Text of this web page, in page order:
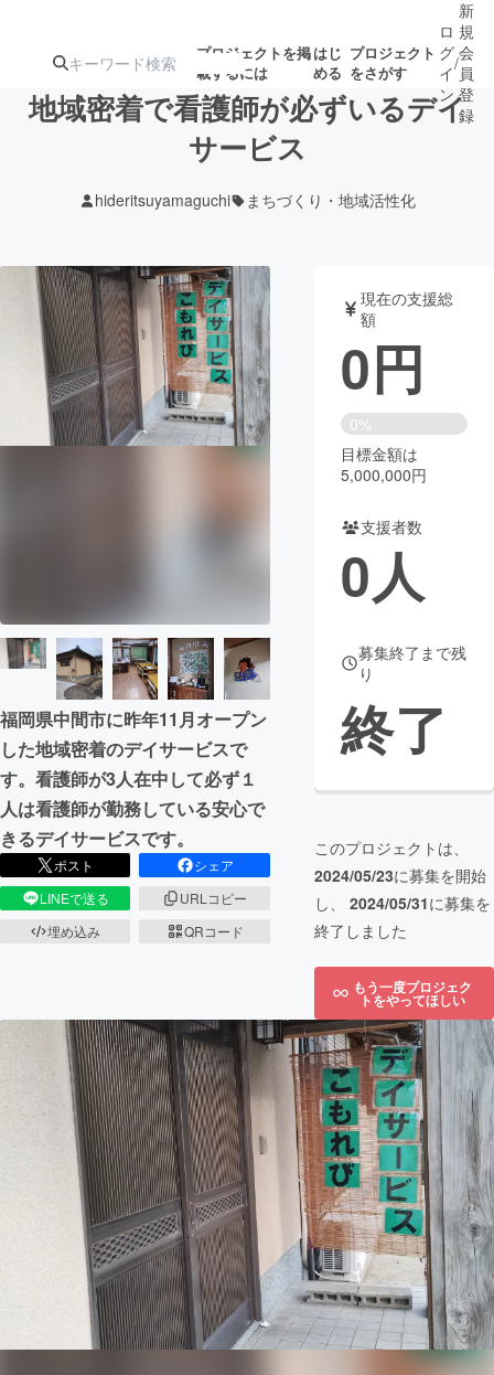
プロジェクトを掲
載するには
はじ
める
プロジェクト
をさがす
ターン
ジェクト
募集終了が近いプ
ロジェクト
もうすぐ公開
されます
アート・写真 音楽
テクノロジー・ガジェット ゲーム・サ
映像・映画 書籍・雑誌
チャレンジ
CAMPFIRE Creation
CAMPFIREふるさと納税machi-ya
ロ
グ
イ
ン
/
新
規
会
員
登
録
地域密着で看護師が必ずいるデイ
サービス
hideritsuyamaguchi まちづくり・地域活性化
福岡県中間市に昨年11月オープン
した地域密着のデイサービスで
す。看護師が3人在中して必ず１
人は看護師が勤務している安心で
きるデイサービスです。
ポスト
シェア
LINEで送る
URLコピー
埋め込み
QRコード
現在の支援総
額
0円
0%
目標金額は
5,000,000円
支援者数
0人
募集終了まで残
り
終了
このプロジェクトは、
2024/05/23に募集を開始
し、 2024/05/31に募集を
終了しました
もう一度プロジェク
トをやってほしい